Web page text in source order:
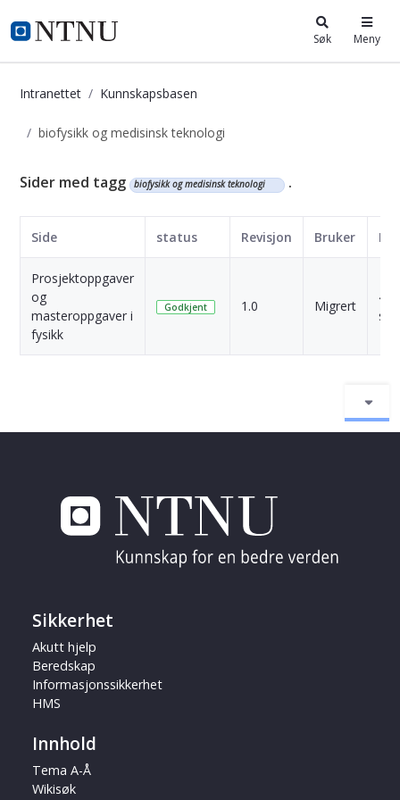
i.ntnu.no Søk Meny
Intranettet Kunnskapsbasen
biofysikk og medisinsk teknologi
Kunnskapsbasen
Sider med tagg biofysikk og medisinsk teknologi .
Side status Revisjon Bruker
Prosjektoppgaver
og
masteroppgaver i
fysikk
Godkjent 1.0 Migrert
4
Sikkerhet
Akutt hjelp
Beredskap
Informasjonssikkerhet
HMS
Innhold
Tema A-Å
Wikisøk